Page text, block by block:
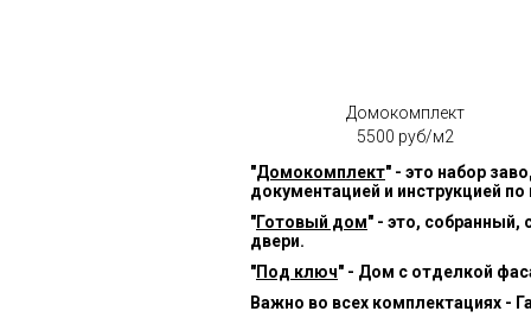
Домокомплект
5500 руб/м2
"Домокомплект" - это набор
документацией и инструкцией
"Готовый дом" - это, собранный,
двери.
"Под ключ" - Дом с отделкой
Важно во всех комплектациях -